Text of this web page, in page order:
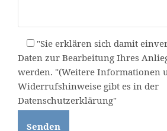
"Sie erklären sich damit
Daten zur Bearbeitung Ihres
werden. "(Weitere Informationen
Widerrufshinweise gibt es in der
Datenschutzerklärung"